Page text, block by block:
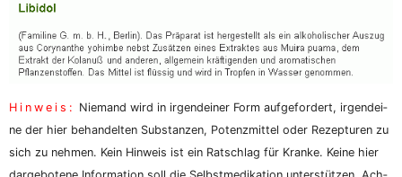
Hin­weis: Nie­mand wird in irgend­ei­ner Form auf­ge­for­dert, irgend­ei­
ne der hier behan­del­ten Sub­stan­zen, Potenz­mit­tel oder Rezep­tu­ren zu
sich zu neh­men. Kein Hin­weis ist ein Rat­schlag für Kran­ke. Kei­ne hier